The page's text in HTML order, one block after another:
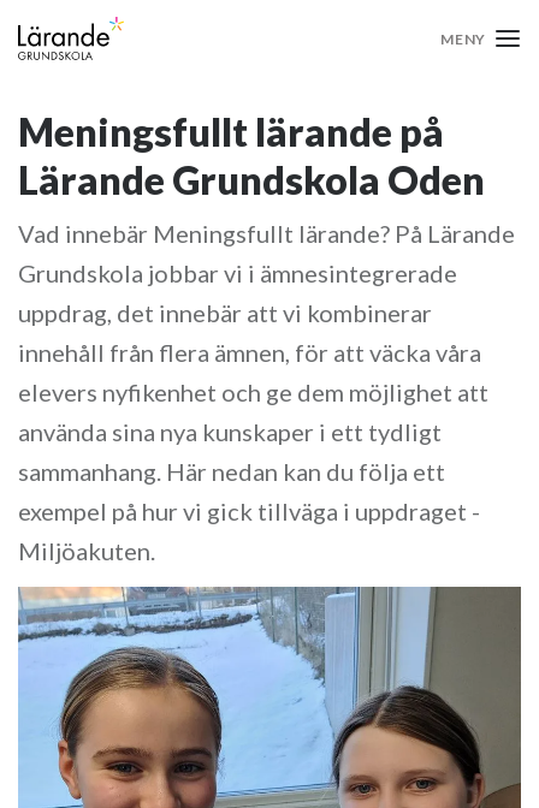
Hoppa till innehåll
Lärande grundskola
MENY
Meningsfullt lärande på
Lärande Grundskola Oden
Vad innebär Meningsfullt lärande? På Lärande
Grundskola jobbar vi i ämnesintegrerade
uppdrag, det innebär att vi kombinerar
innehåll från flera ämnen, för att väcka våra
elevers nyfikenhet och ge dem möjlighet att
använda sina nya kunskaper i ett tydligt
sammanhang. Här nedan kan du följa ett
exempel på hur vi gick tillväga i uppdraget -
Miljöakuten.